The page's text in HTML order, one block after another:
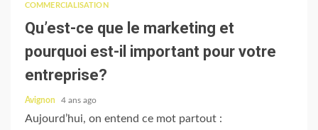
COMMERCIALISATION
Qu’est-ce que le marketing et
pourquoi est-il important pour votre
entreprise?
Avignon 4 ans ago
Aujourd’hui, on entend ce mot partout :